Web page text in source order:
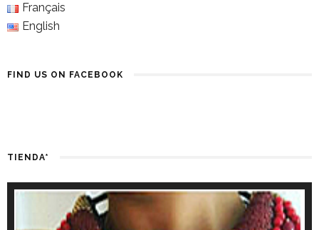
Français
English
FIND US ON FACEBOOK
TIENDA*